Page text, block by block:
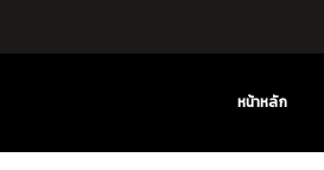
หน้าหลัก